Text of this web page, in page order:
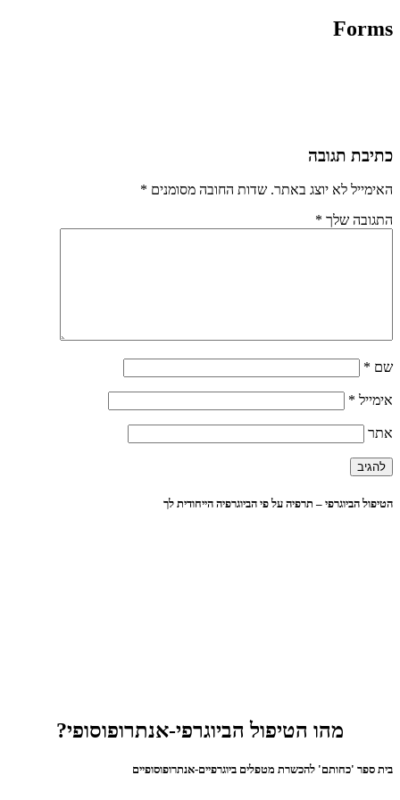
Forms
כתיבת תגובה
האימייל לא יוצג באתר. שדות החובה מסומנים *
התגובה שלך *
שם *
אימייל *
אתר
הטיפול הביוגרפי – תרפיה על פי הביוגרפיה הייחודית לך
מהו הטיפול הביוגרפי-אנתרופוסופי?
בית ספר 'כחותם' להכשרת מטפלים ביוגרפיים-אנתרופוסופיים